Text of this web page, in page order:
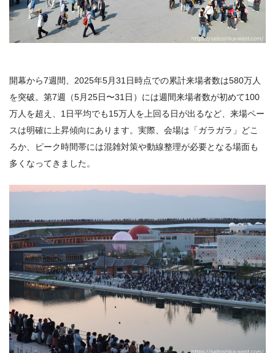
開幕から7週間、2025年5月31日時点での累計来場者数は580万人
を突破。第7週（5月25日〜31日）には週間来場者数が初めて100
万人を超え、1日平均でも15万人を上回る日が出るなど、来場ペー
スは明確に上昇傾向にあります。実際、会場は「ガラガラ」どこ
ろか、ピーク時間帯には混雑対策や動線整理が必要となる場面も
多くなってきました。